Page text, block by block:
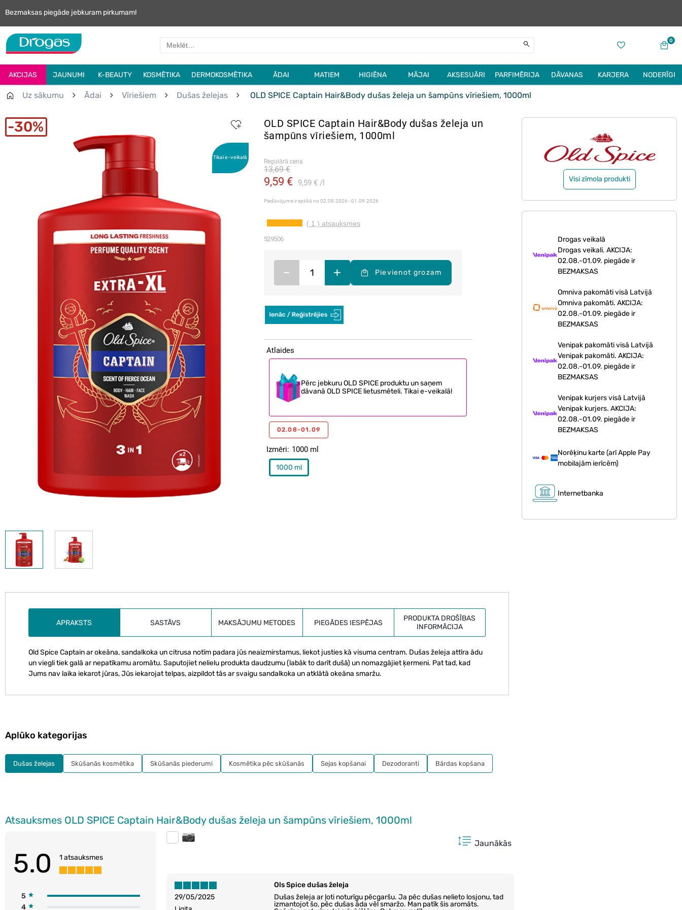
Bezmaksas piegāde jebkuram pirkumam!
0
AKCIJAS JAUNUMI K-BEAUTY KOSMĒTIKA DERMOKOSMĒTIKA ĀDAI MATIEM HIGIĒNA MĀJAI AKSESUĀRI PARFIMĒRIJA DĀVANAS KARJERA NODERĪGI
Uz sākumu Ādai Vīriešiem Dušas želejas OLD SPICE Captain Hair&Body dušas želeja un šampūns vīriešiem, 1000ml
30%
Tikai e-veikalā
OLD SPICE Captain Hair&Body dušas želeja un
šampūns vīriešiem, 1000ml
Regulārā cena
9,59 € 9,59 € l
13,69 €
Piedāvājums ir spēkā no 02.08.2026 - 01.09.2026
( 1 ) atsauksmes
529506
Izmēri 1000 ml
1000 ml
– + Pievienot grozam
Atlaides
Pērc jebkuru OLD SPICE produktu un saņem
dāvanā OLD SPICE lietusmēteli. Tikai e-veikalā!
02.08-01.09
Visi zīmola produkti
Drogas veikalā
Drogas veikali. AKCIJA:
02.08.-01.09. piegāde ir
BEZMAKSAS
Omniva pakomāti visā Latvijā
Omniva pakomāti. AKCIJA:
02.08.-01.09. piegāde ir
BEZMAKSAS
Venipak pakomāti visā Latvijā
Venipak pakomāti. AKCIJA:
02.08.-01.09. piegāde ir
BEZMAKSAS
Venipak kurjers visā Latvijā
Venipak kurjers. AKCIJA:
02.08.-01.09. piegāde ir
BEZMAKSAS
Norēķinu karte (arī Apple Pay
mobilajām ierīcēm)
Internetbanka
APRAKSTS SASTĀVS MAKSĀJUMU METODES PIEGĀDES IESPĒJAS
PRODUKTA DROŠĪBAS
INFORMĀCIJA
Old Spice Captain ar okeāna, sandalkoka un citrusa notīm padara jūs neaizmirstamus, liekot justies kā visuma centram. Dušas želeja attīra ādu
un viegli tiek galā ar nepatīkamu aromātu. Saputojiet nelielu produkta daudzumu (labāk to darīt dušā) un nomazgājiet ķermeni. Pat tad, kad
Jums nav laika iekarot jūras, Jūs iekarojat telpas, aizpildot tās ar svaigu sandalkoka un atklātā okeāna smaržu.
Atsauksmes OLD SPICE Captain Hair&Body dušas želeja un šampūns vīriešiem, 1000ml
5.0 1 atsauksmes
5
4
Jaunākās
29/05/2025
Ols Spice dušas želeja
Dušas želeja ar ļoti noturīgu pēcgaršu. Ja pēc dušas nelieto losjonu, tad
izmantojot šo, pēc dušas āda vēl smaržo. Man patīk šis aromāts.
Aplūko kategorijas
Dušas želejas Skūšanās kosmētika Skūšanās piederumi Kosmētika pēc skūšanās Sejas kopšanai Dezodoranti Bārdas kopšana